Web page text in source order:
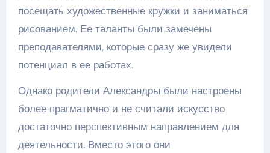
посещать художественные кружки и заниматься
рисованием. Ее таланты были замечены
преподавателями, которые сразу же увидели
потенциал в ее работах.
Однако родители Александры были настроены
более прагматично и не считали искусство
достаточно перспективным направлением для
деятельности. Вместо этого они